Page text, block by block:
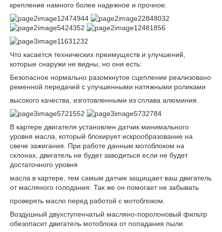
крепление намного более надежное и прочное.
Что касается технических преимуществ и улучшений,
которые снаружи не видны, но они есть:
Безопасное нормально разомкнутое сцепление реализовано
ременной передачей с улучшенными натяжными роликами
высокого качества, изготовленными из сплава алюминия.
В картере двигателя установлен датчик минимального
уровня масла, который блокирует искрообразование на
свече зажигания. При работе данным мотоблоком на
склонах, двигатель не будет заводиться если не будет
достаточного уровня
масла в картере, тем самым датчик защищает ваш двигатель
от масляного голодания. Так же он помогает не забывать
проверять масло перед работой с мотоблоком.
Воздушный двухступенчатый масляно-поролоновый фильтр
обезопасит двигатель мотоблока от попадания пыли.